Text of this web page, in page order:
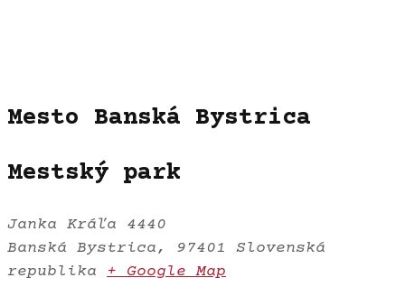
Mesto Banská Bystrica
Mestský park
Janka Kráľa 4440
Banská Bystrica, 97401
Slovenská
republika
+ Google Map